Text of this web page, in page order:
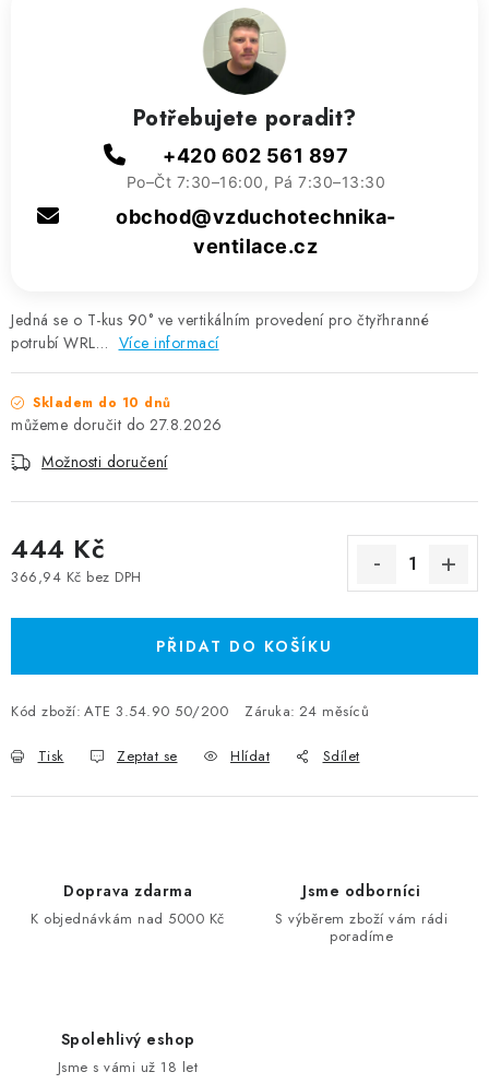
Kontakty
Jedná se o T-kus 90° ve vertikálním provedení pro čtyřhranné
potrubí WRL… Více informací
Skladem do 10 dnů
27.8.2026
Možnosti doručení
444 Kč
366,94 Kč bez DPH
PŘIDAT DO KOŠÍKU
Kód zboží: ATE 3.54.90 50/200 Záruka: 24 měsíců
Tisk Zeptat se Hlídat Sdílet
Potřebujete poradit?
+420 602 561 897
Po–Čt 7:30–16:00, Pá 7:30–13:30
obchod@vzduchotechnika-
ventilace.cz
Doprava zdarma
K objednávkám nad 5000 Kč
Jsme odborníci
S výběrem zboží vám rádi
poradíme
Spolehlivý eshop
Jsme s vámi už 18 let